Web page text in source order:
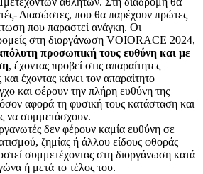
Διασώστες, που θα παρέχουν πρώτες
που παραστεί ανάγκη. Οι
στη διοργάνωση VOIORACE 2024,
προσωπική τους ευθύνη και με
, έχοντας προβεί στις απαραίτητες
και έχοντας κάνει τον απαραίτητο
και φέρουν την πλήρη ευθύνη της
αφορά τη φυσική τους κατάσταση και
τους να συμμετάσχουν.
δεν φέρουν καμία ευθύνη σε
ζημίας ή άλλου είδους φθοράς
συμμετέχοντας στη διοργάνωση κατά
ή μετά το τέλος του.